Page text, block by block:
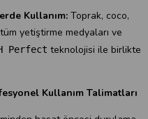
Kullanım: Toprak, coco,
yetiştirme medyaları ve
Perfect teknolojisi ile birlikte
Kullanım Talimatları